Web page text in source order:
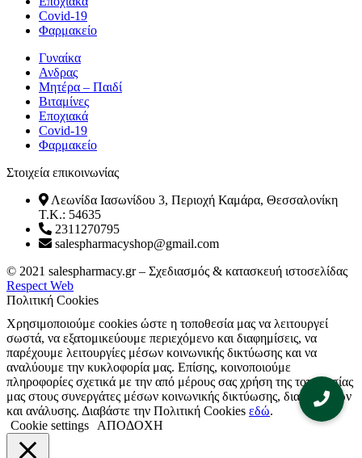
Covid-19
Φαρμακείο
Γυναίκα
Ανδρας
Μητέρα – Παιδί
Βιταμίνες
Εποχιακά
Covid-19
Φαρμακείο
Στοιχεία επικοινωνίας
Λεωνίδα Ιασωνίδου 3, Περιοχή Καμάρα, Θεσσαλονίκη
T.K.: 54635
2311270795
salespharmacyshop@gmail.com
Facebook
Instagram
© 2021 salespharmacy.gr – Σχεδιασμός & κατασκευή ιστοσελίδας
Respect Web
Πολιτική Cookies
Χρησιμοποιούμε cookies ώστε η τοποθεσία μας να λειτουργεί
σωστά, να εξατομικεύουμε περιεχόμενο και διαφημίσεις, να
παρέχουμε λειτουργίες μέσων κοινωνικής δικτύωσης και να
αναλύουμε την κυκλοφορία μας. Επίσης, κοινοποιούμε
πληροφορίες σχετικά με την από μέρους σας χρήση της τοποθεσίας
μας στους συνεργάτες μέσων κοινωνικής δικτύωσης, διαφημίσεων
και ανάλυσης. Διαβάστε την Πολιτική Cookies εδώ.
Cookie settings ΑΠΟΔΟΧΗ